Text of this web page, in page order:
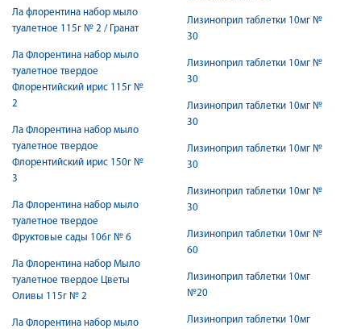
Ла флорентина набор мыло
туалетное 115г № 2 / Гранат
Ла Флорентина набор мыло
туалетное твердое
Флорентийский ирис 115г №
2
Ла Флорентина набор мыло
туалетное твердое
Флорентийский ирис 150г №
3
Ла Флорентина набор мыло
туалетное твердое
Фруктовые сады 106г № 6
Ла Флорентина набор Мыло
туалетное твердое Цветы
Оливы 115г № 2
Ла Флорентина набор мыло
Лизиноприл таблетки 10мг №
30
Лизиноприл таблетки 10мг №
30
Лизиноприл таблетки 10мг №
30
Лизиноприл таблетки 10мг №
30
Лизиноприл таблетки 10мг №
30
Лизиноприл таблетки 10мг №
60
Лизиноприл таблетки 10мг
№20
Лизиноприл таблетки 10мг